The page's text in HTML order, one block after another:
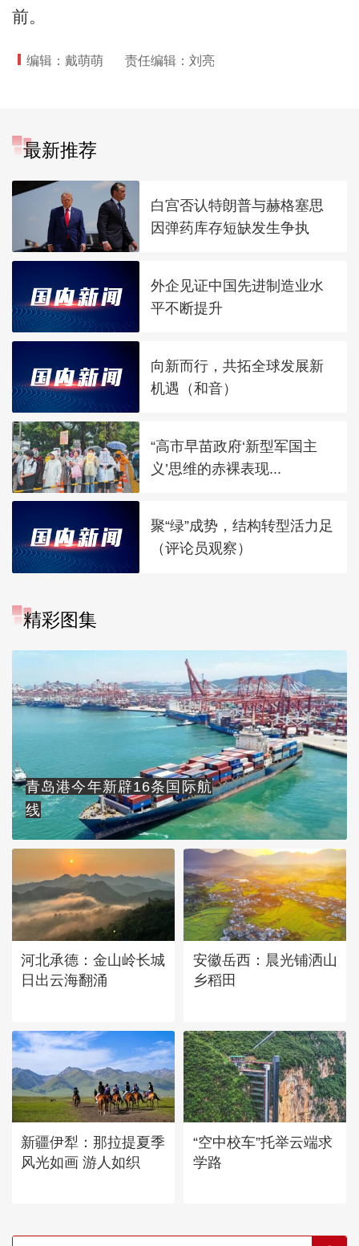
前。
编辑：戴萌萌 责任编辑：刘亮
最新推荐
白宫否认特朗普与赫格塞思
因弹药库存短缺发生争执
外企见证中国先进制造业水
平不断提升
向新而行，共拓全球发展新
机遇（和音）
“高市早苗政府‘新型军国主
义’思维的赤裸表现...
聚“绿”成势，结构转型活力足
（评论员观察）
精彩图集
青岛港今年新辟16条国际航
线
河北承德：金山岭长城
日出云海翻涌
安徽岳西：晨光铺洒山
乡稻田
新疆伊犁：那拉提夏季
风光如画 游人如织
“空中校车”托举云端求
学路